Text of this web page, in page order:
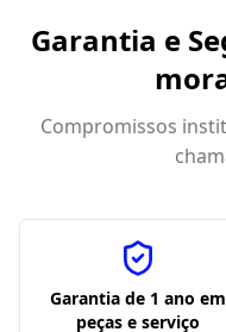
Garantia e
Compromissos
Garantia de 1 ano em
peças e serviço